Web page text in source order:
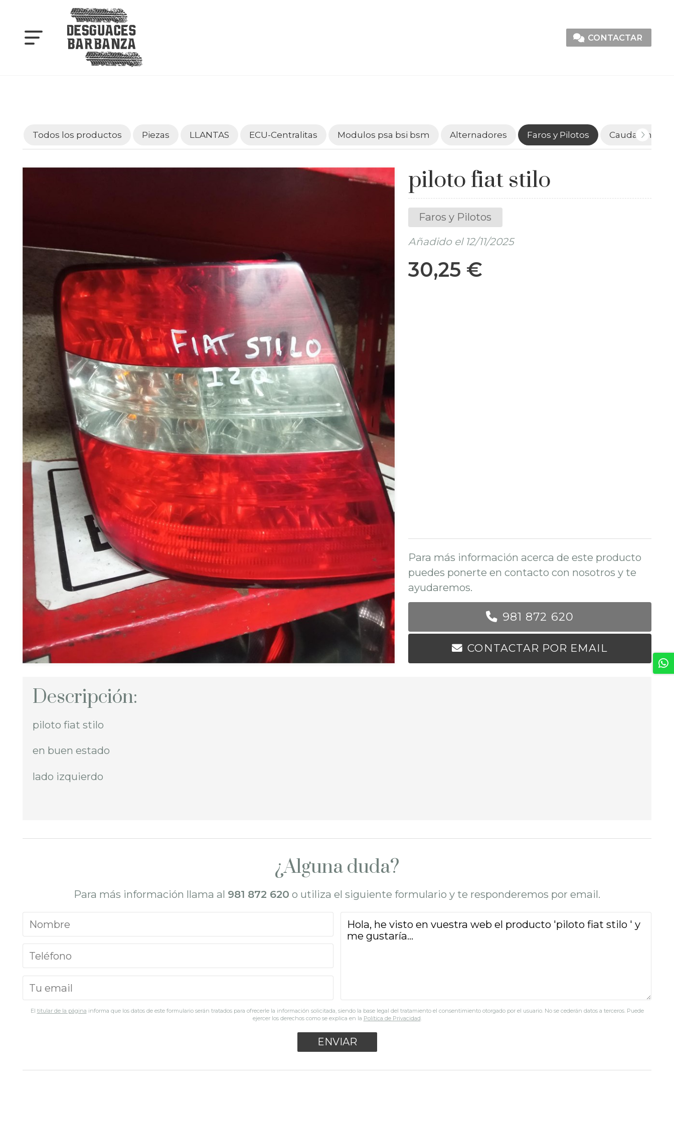
CONTACTAR
Todos los productos Piezas LLANTAS ECU-Centralitas Modulos psa bsi bsm Alternadores Faros y Pilotos Caudalímetros
piloto fiat stilo
Faros y Pilotos
Añadido el 12/11/2025
30,25 €
Para más información acerca de este producto
puedes ponerte en contacto con nosotros y te
ayudaremos.
981 872 620
CONTACTAR POR EMAIL
Descripción:
piloto fiat stilo
en buen estado
lado izquierdo
¿Alguna duda?
Para más información llama al 981 872 620 o utiliza el siguiente formulario y te responderemos por email.
El titular de la página informa que los datos de este formulario serán tratados para ofrecerle la información solicitada, siendo la base legal del tratamiento el consentimiento otorgado por el usuario. No se cederán datos a terceros. Puede
ejercer los derechos como se explica en la Política de Privacidad.